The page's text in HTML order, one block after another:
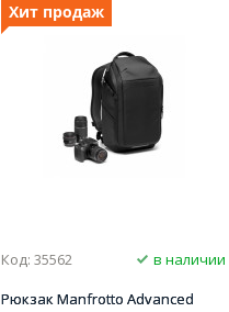
Хит продаж
Код: 35562
в наличии
Рюкзак Manfrotto Advanced